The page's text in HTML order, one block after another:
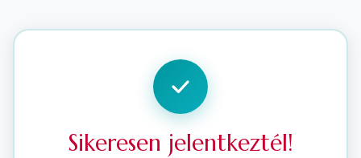
Sikeresen jelentkeztél!